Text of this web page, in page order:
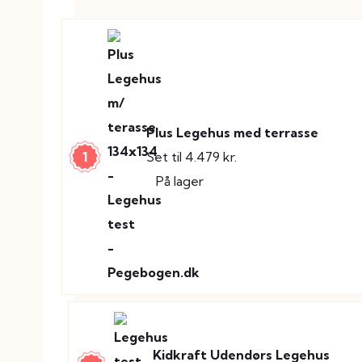
1
Plus Legehus med terrasse
Set til 4.479 kr.
På lager
Kidkraft Udendørs Legehus